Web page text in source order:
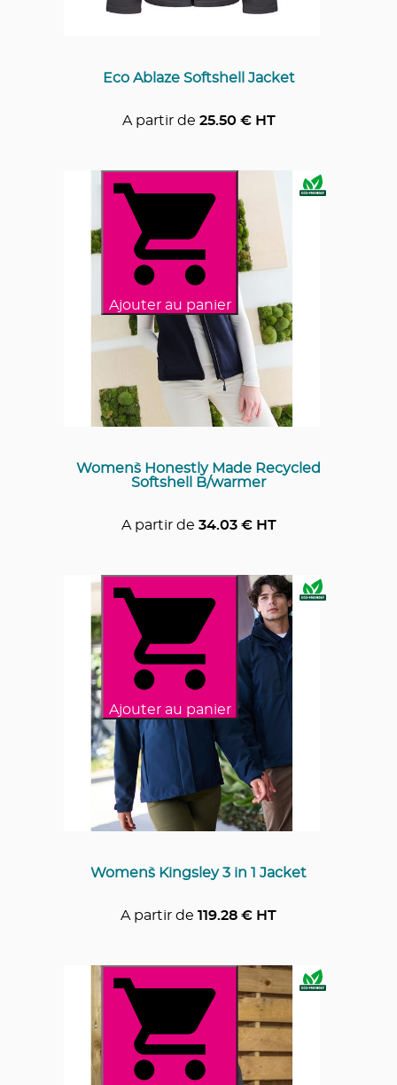
Eco Ablaze Softshell Jacket
A partir de 25.50 € HT
Ajouter au panier
Women`s Honestly Made Recycled
Softshell B/warmer
A partir de 34.03€ HT
Ajouter au panier
Women`s Kingsley 3 in 1 Jacket
A partir de 119.28 € HT